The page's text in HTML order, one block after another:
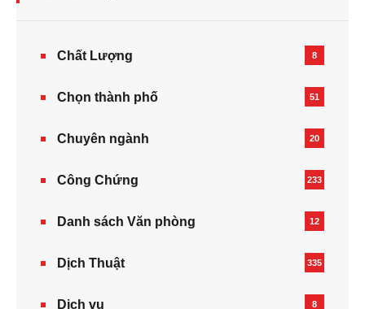
Chất Lượng 8
Chọn thành phố 51
Chuyên ngành 20
Công Chứng 233
Danh sách Văn phòng 12
Dịch Thuật 335
Dịch vụ 8